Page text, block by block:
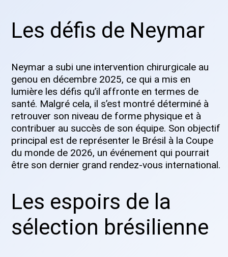
Les défis de Neymar
Neymar a subi une intervention chirurgicale au
genou en décembre 2025, ce qui a mis en
lumière les défis qu’il affronte en termes de
santé. Malgré cela, il s’est montré déterminé à
retrouver son niveau de forme physique et à
contribuer au succès de son équipe. Son objectif
principal est de représenter le Brésil à la Coupe
du monde de 2026, un événement qui pourrait
être son dernier grand rendez-vous international.
Les espoirs de la
sélection brésilienne